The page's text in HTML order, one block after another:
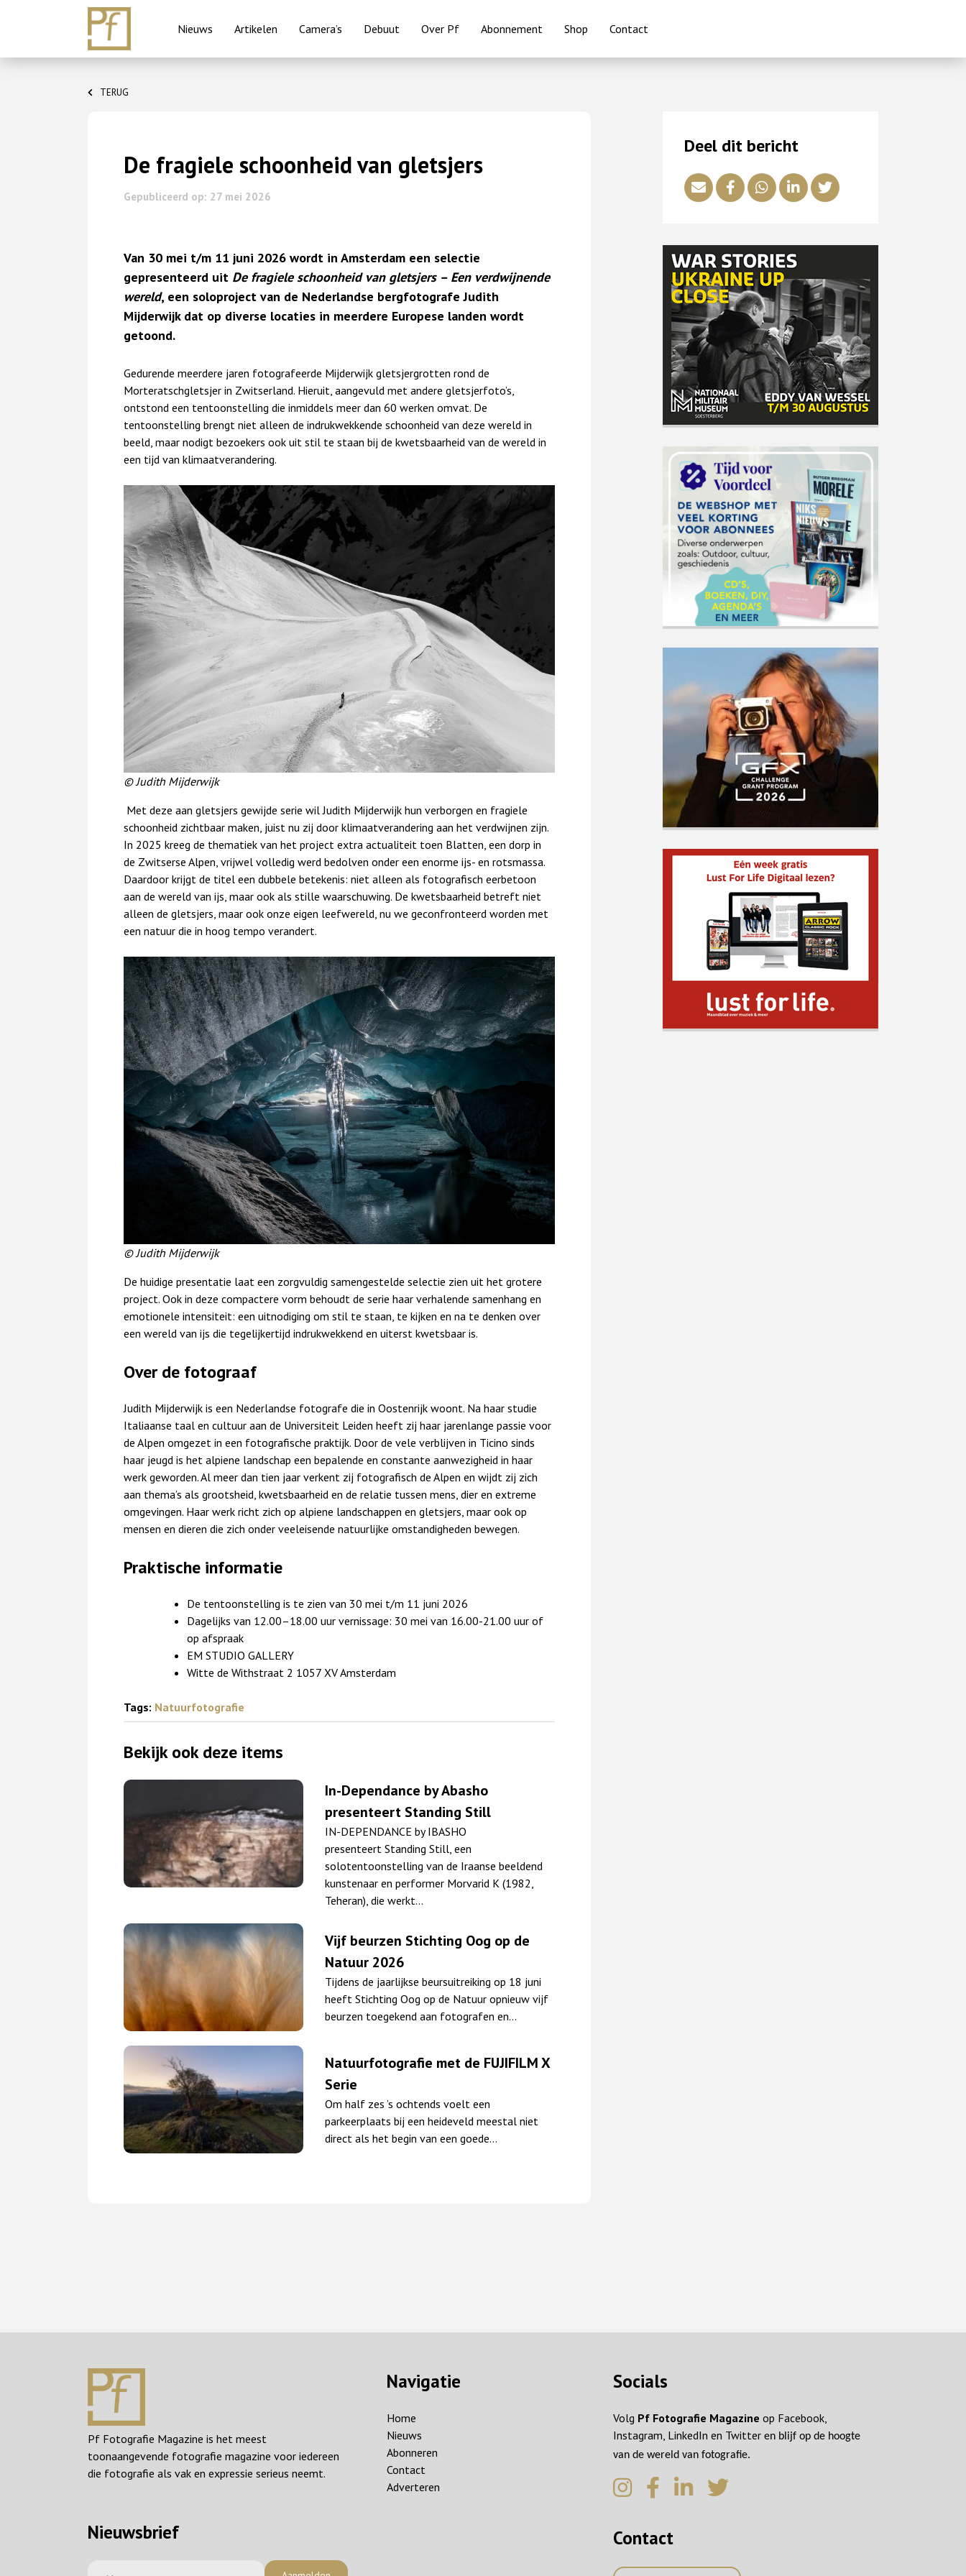
Nieuws Artikelen Camera’s Debuut Over Pf Abonnement Shop Contact
TERUG
De fragiele schoonheid van gletsjers
Gepubliceerd op: 27 mei 2026
Van 30 mei t/m 11 juni 2026 wordt in Amsterdam een selectie
gepresenteerd uit De fragiele schoonheid van gletsjers – Een verdwijnende
wereld, een soloproject van de Nederlandse bergfotografe Judith
Mijderwijk dat op diverse locaties in meerdere Europese landen wordt
getoond.
Gedurende meerdere jaren fotografeerde Mijderwijk gletsjergrotten rond de
Morteratschgletsjer in Zwitserland. Hieruit, aangevuld met andere gletsjerfoto’s,
ontstond een tentoonstelling die inmiddels meer dan 60 werken omvat. De
tentoonstelling brengt niet alleen de indrukwekkende schoonheid van deze wereld in
beeld, maar nodigt bezoekers ook uit stil te staan bij de kwetsbaarheid van de wereld in
een tijd van klimaatverandering.
© Judith Mijderwijk
Met deze aan gletsjers gewijde serie wil Judith Mijderwijk hun verborgen en fragiele
schoonheid zichtbaar maken, juist nu zij door klimaatverandering aan het verdwijnen zijn.
In 2025 kreeg de thematiek van het project extra actualiteit toen Blatten, een dorp in
de Zwitserse Alpen, vrijwel volledig werd bedolven onder een enorme ijs- en rotsmassa.
Daardoor krijgt de titel een dubbele betekenis: niet alleen als fotografisch eerbetoon
aan de wereld van ijs, maar ook als stille waarschuwing. De kwetsbaarheid betreft niet
alleen de gletsjers, maar ook onze eigen leefwereld, nu we geconfronteerd worden met
een natuur die in hoog tempo verandert.
© Judith Mijderwijk
De huidige presentatie laat een zorgvuldig samengestelde selectie zien uit het grotere
project. Ook in deze compactere vorm behoudt de serie haar verhalende samenhang en
emotionele intensiteit: een uitnodiging om stil te staan, te kijken en na te denken over
een wereld van ijs die tegelijkertijd indrukwekkend en uiterst kwetsbaar is.
Over de fotograaf
Judith Mijderwijk is een Nederlandse fotografe die in Oostenrijk woont. Na haar studie
Italiaanse taal en cultuur aan de Universiteit Leiden heeft zij haar jarenlange passie voor
de Alpen omgezet in een fotografische praktijk. Door de vele verblijven in Ticino sinds
haar jeugd is het alpiene landschap een bepalende en constante aanwezigheid in haar
werk geworden. Al meer dan tien jaar verkent zij fotografisch de Alpen en wijdt zij zich
aan thema’s als grootsheid, kwetsbaarheid en de relatie tussen mens, dier en extreme
omgevingen. Haar werk richt zich op alpiene landschappen en gletsjers, maar ook op
mensen en dieren die zich onder veeleisende natuurlijke omstandigheden bewegen.
Praktische informatie
De tentoonstelling is te zien van 30 mei t/m 11 juni 2026
Dagelijks van 12.00–18.00 uur vernissage: 30 mei van 16.00-21.00 uur of
op afspraak
EM STUDIO GALLERY
Witte de Withstraat 2 1057 XV Amsterdam
Tags: Natuurfotografie
Bekijk ook deze items
In-Dependance by Abasho
presenteert Standing Still
IN-DEPENDANCE by IBASHO
presenteert Standing Still, een
solotentoonstelling van de Iraanse beeldend
kunstenaar en performer Morvarid K (1982,
Teheran), die werkt…
Vijf beurzen Stichting Oog op de
Natuur 2026
Tijdens de jaarlijkse beursuitreiking op 18 juni
heeft Stichting Oog op de Natuur opnieuw vijf
beurzen toegekend aan fotografen en…
Natuurfotografie met de FUJIFILM X
Serie
Om half zes ’s ochtends voelt een
parkeerplaats bij een heideveld meestal niet
direct als het begin van een goede…
Deel dit bericht
Pf Fotografie Magazine is het meest
toonaangevende fotografie magazine voor iedereen
die fotografie als vak en expressie serieus neemt.
Nieuwsbrief
Navigatie
Home
Nieuws
Abonneren
Contact
Adverteren
Socials
Volg Pf Fotografie Magazine op Facebook,
Instagram, LinkedIn en Twitteren blijf op de hoogte
van de wereld van fotografie.
Contact